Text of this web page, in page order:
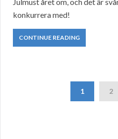
konkurrera med!
CONTINUE READING
1 2